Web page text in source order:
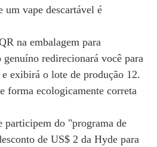
um vape descartável é
na embalagem para
redirecionará você para
exibirá o lote de produção 12.
forma ecologicamente correta
participem do "programa de
de US$ 2 da Hyde para